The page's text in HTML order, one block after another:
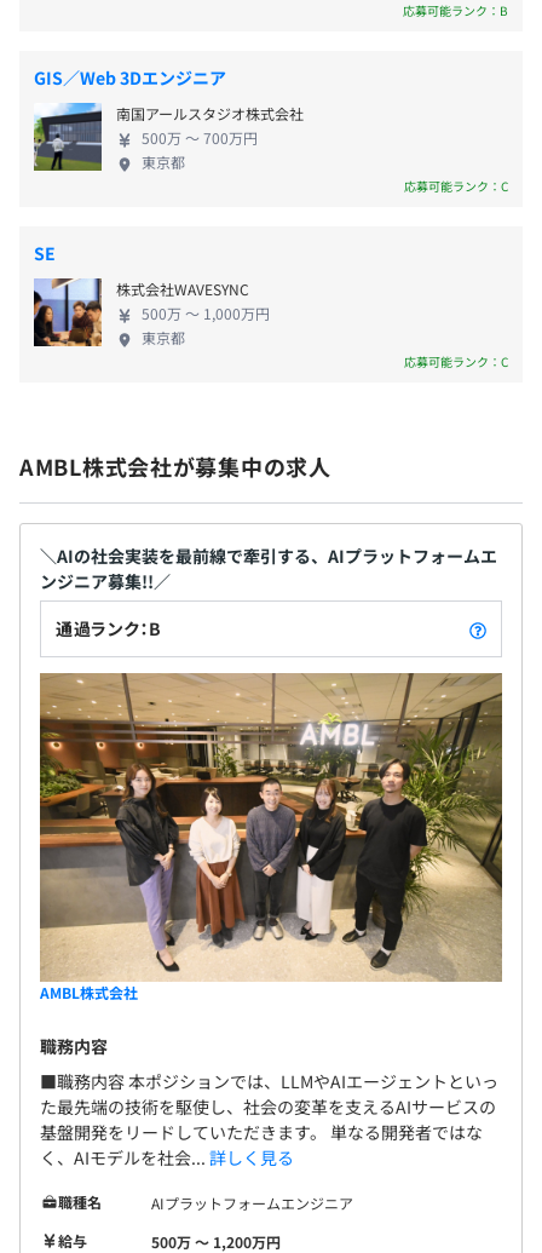
１．カスタマーデータ統合
GA360：web行動データ
Adjust：アプリ行動データ
EC Otange：ECトランザクションデータをユーザー単位
２．BI分析環境構築
BigQuery上の分析用DWHから、BI連携用データマートを
作成し、Tableauやnehanなど各種BIツールと接続しデー
タ分析PDCAの仕組みを構築し、効率化を図る
計/運用を支援
獲得単価の低いチャネルで新規獲得させ利益率の高いチャ
■例３
数理最適、物流配送ルート最適化支援（物流業）
→トラックの配送ルート最適化に伴うコスト削減
現状：配送ルートを決める作業について効率化ができてお
らずトラック・人にコストがかかっている
解決後：数理最適化を活用することで、集荷の時間指定・
運行負荷なルート等を加味した上で最適なルートを算出
■経営陣の多くがエンジニアやクリエイティブ出身なの
で、エンジニアやクリエイターの働きやすさを第一に考え
る社風です。
■期初に全員と面談し、個別に中長期の目標を設定。その
目標に向けて最適なプログラムをひとりひとりにプランニ
ングしています。
■希望者には、プラスアルファ研修も用意。マネジメント
側に進みたい方にもさまざまなプランを用意しています。
■個々のエンジニアと向き合い、中長期の目標に向けたキ
ャリア形成をバックアップしていきます。そのため、一時
術者としての市場価値を高めていけるフィールドです。
賞与：年2回（6・12月）
給与改定：年2回
※関東ITソフトウェア健康保険組合加入
無期雇用
3カ月（条件などの変更はありません）
のデータベースプラットフォームを設計・構築 ・大
手テレビ会社のCM広告運用サービスのインフラ構築
・大手化粧品会社向けのDWH移行作業 ・大手食品会
社向けのダッシュボード作成 ・データパイプライン
構築 ・大手通信キャリアのBI／AIを利用した分析ツ
を用いたDMPの基盤構築 ・5G-NSAの受入試験自動
化開発 ・金融系業務システムオンプレからAWSへの
リプレイス など
応募可能ランク：B
GIS／Web 3Dエンジニア
南国アールスタジオ株式会社
500万 〜 700万円
東京都
応募可能ランク：C
SE
株式会社WAVESYNC
500万 〜 1,000万円
東京都
応募可能ランク：C
AMBL株式会社が募集中の求人
＼AIの社会実装を最前線で牽引する、AIプラットフォームエ
ンジニア募集!!／
通過ランク：B
AMBL株式会社
職務内容
■職務内容 本ポジションでは、LLMやAIエージェントといっ
た最先端の技術を駆使し、社会の変革を支えるAIサービスの
基盤開発をリードしていただきます。 単なる開発者ではな
く、AIモデルを社会... 詳しく見る
職種名
AIプラットフォームエンジニア
給与
500万 〜 1,200万円